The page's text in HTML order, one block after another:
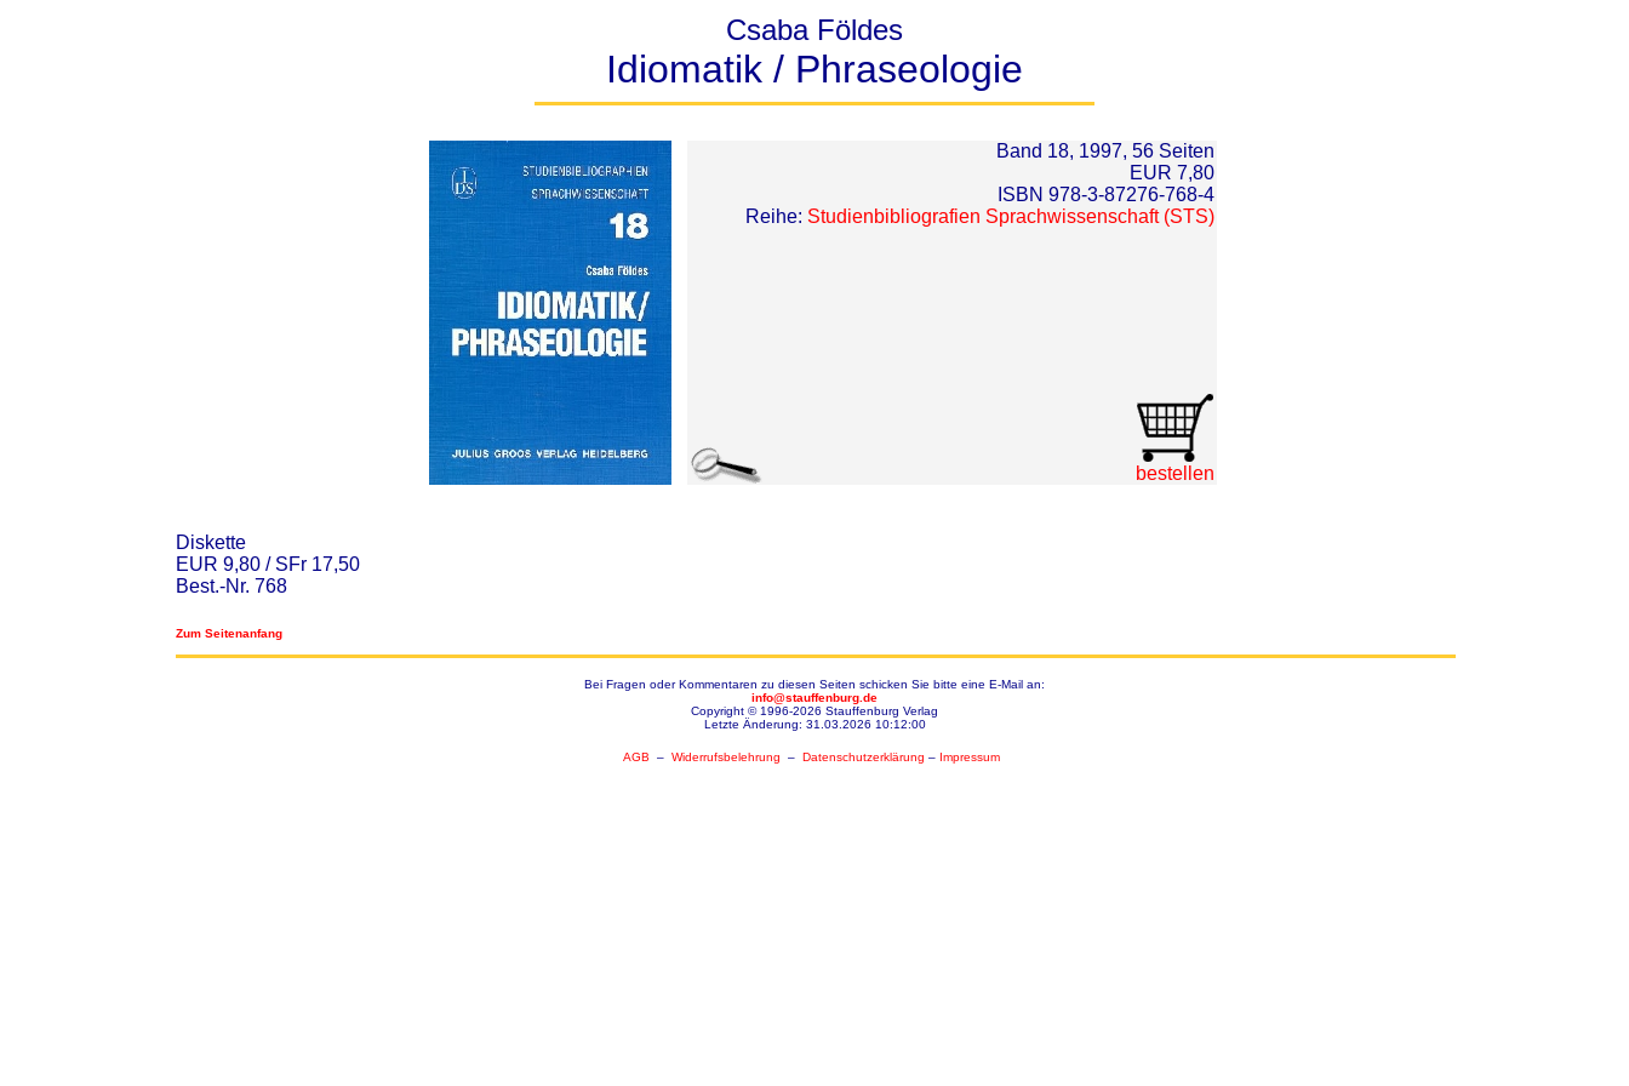
Csaba Földes
Idiomatik / Phraseologie
Band 18, 1997, 56 Seiten
EUR 7,80
ISBN 978-3-87276-768-4
Reihe: Studienbibliografien Sprachwissenschaft (STS)
bestellen
Diskette
EUR 9,80 / SFr 17,50
Best.-Nr. 768
Zum Seitenanfang
Bei Fragen oder Kommentaren zu diesen Seiten schicken Sie bitte eine E-Mail an:
info@stauffenburg.de
Copyright © 1996-2026 Stauffenburg Verlag
Letzte Änderung: 31.03.2026 10:12:00
AGB – Widerrufsbelehrung – Datenschutzerklärung – Impressum